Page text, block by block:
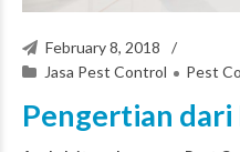
February 8, 2018
Jasa Pest Control
Pest
Pengertian